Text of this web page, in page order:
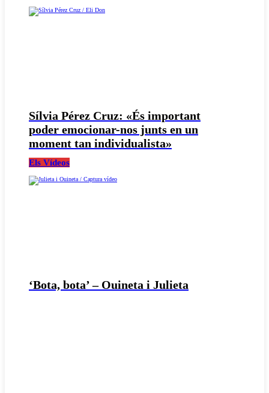
Sílvia Pérez Cruz: «És important
poder emocionar-nos junts en un
moment tan individualista»
Els Vídeos
‘Bota, bota’ – Ouineta i Julieta